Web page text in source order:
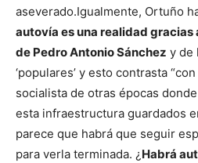
aseverado.Igualmente, Ortuño
autovía es una realidad
de Pedro Antonio Sánchez y de
‘populares’ y esto contrasta
socialista de otras épocas
esta infraestructura guardados
parece que habrá que seguir
para verla terminada. ¿ Habrá